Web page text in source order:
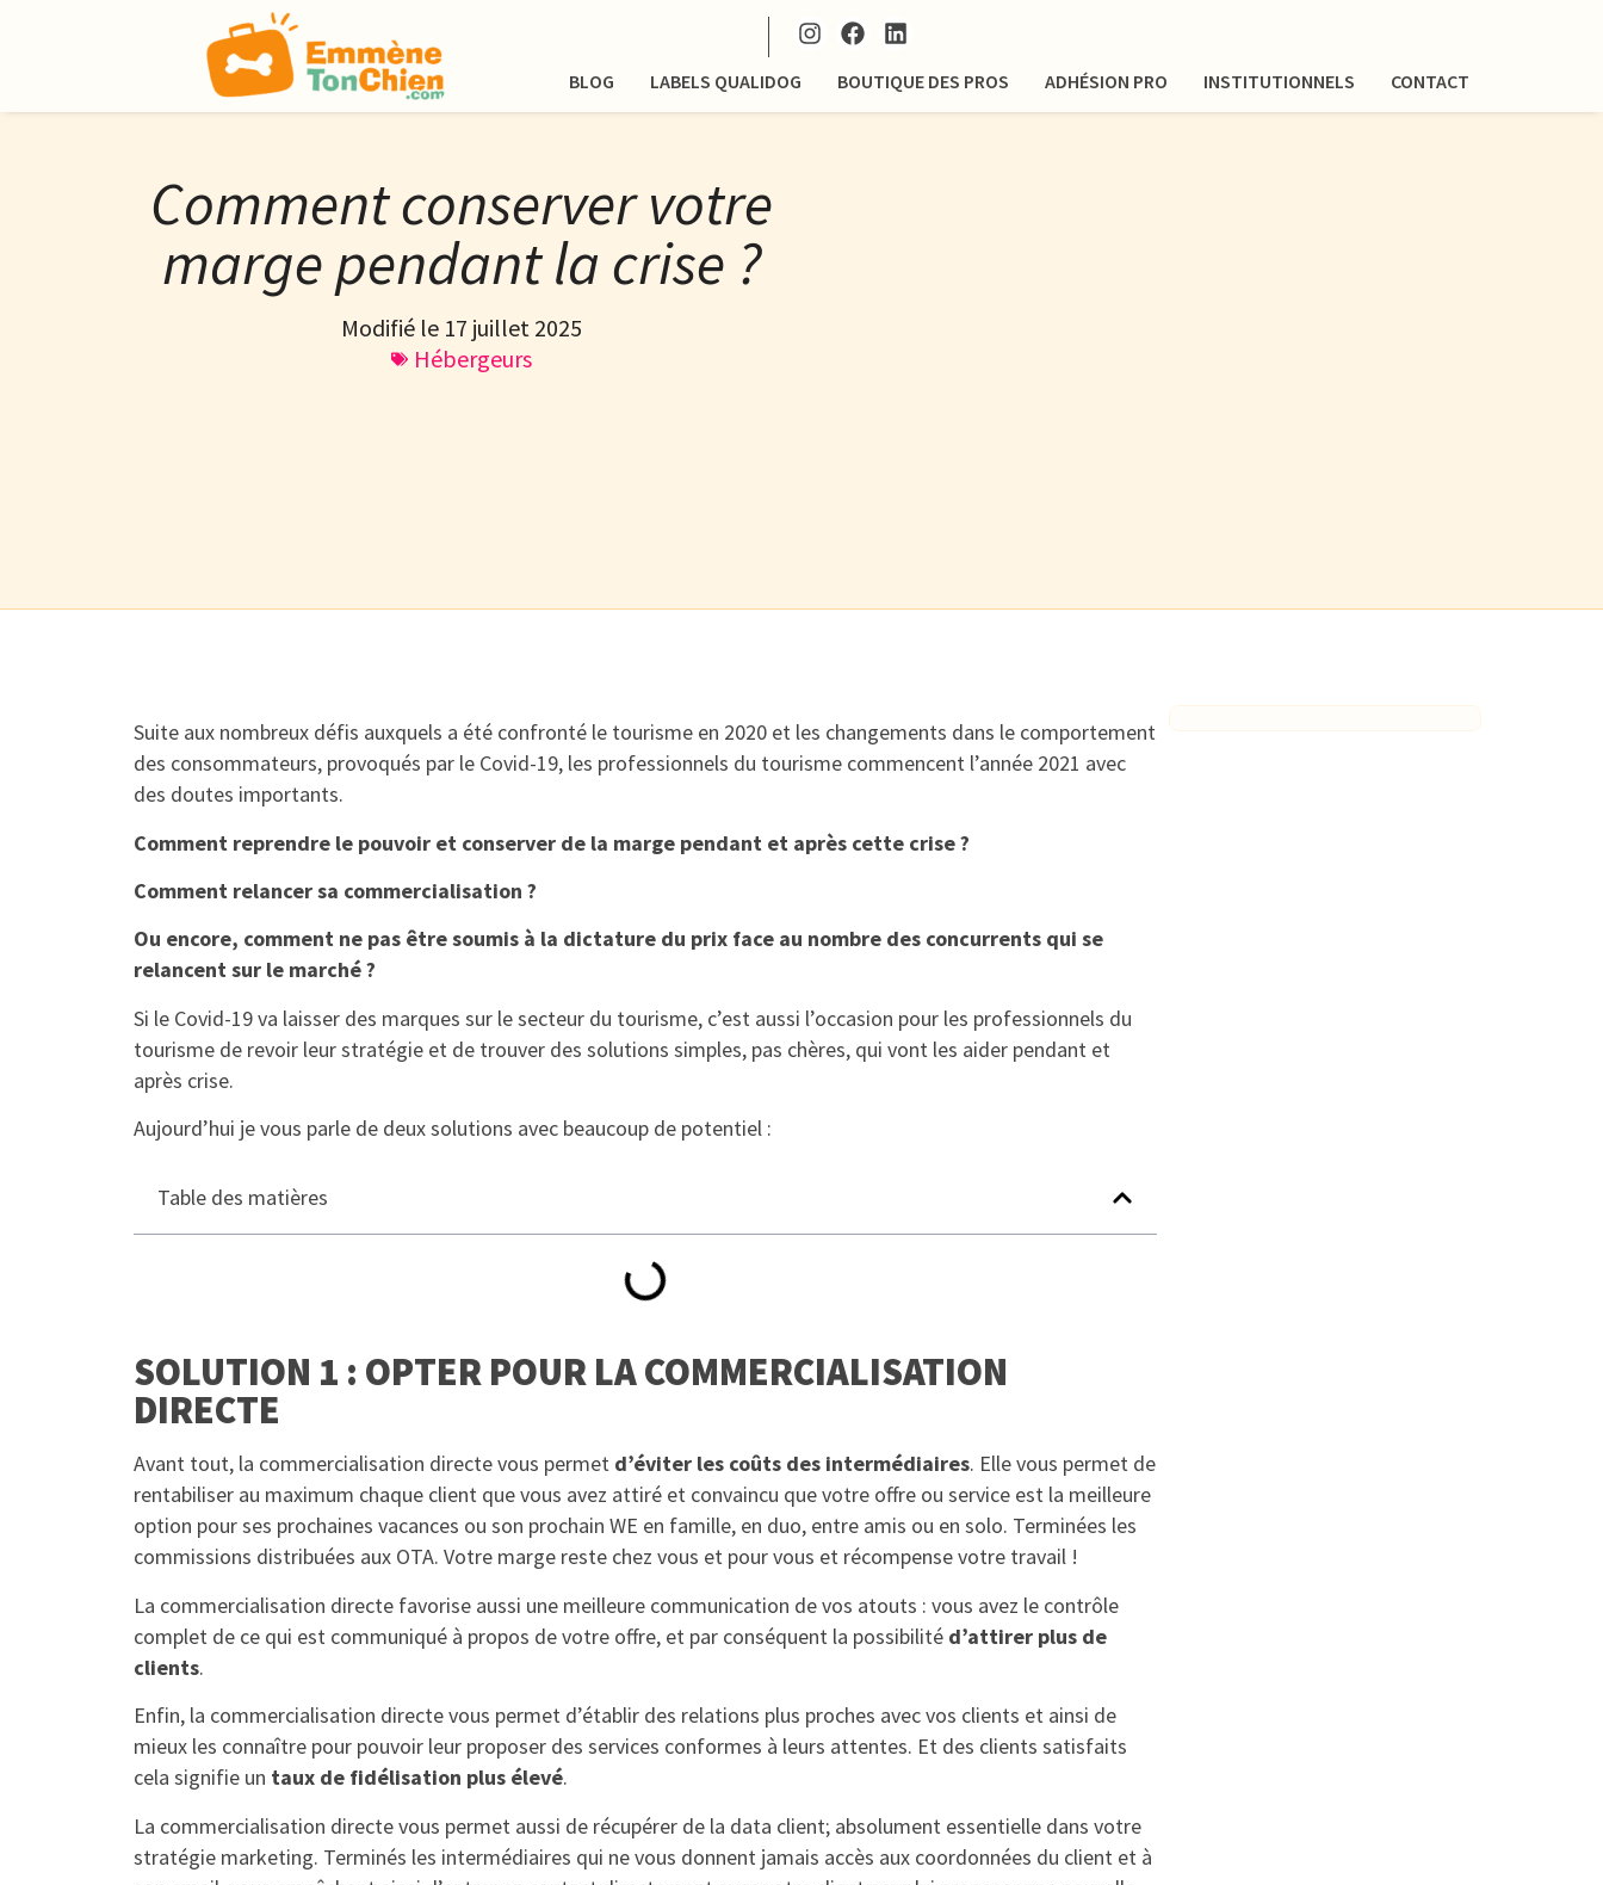
BLOG LABELS QUALIDOG BOUTIQUE DES PROS ADHÉSION PRO INSTITUTIONNELS CONTACT
Comment conserver votre
marge pendant la crise ?
Modifié le 17 juillet 2025
Hébergeurs
Suite aux nombreux défis auxquels a été confronté le tourisme en 2020 et les changements dans le comportement
des consommateurs, provoqués par le Covid-19, les professionnels du tourisme commencent l’année 2021 avec
des doutes importants.
Comment reprendre le pouvoir et conserver de la marge pendant et après cette crise ?
Comment relancer sa commercialisation ?
Ou encore, comment ne pas être soumis à la dictature du prix face au nombre des concurrents qui se
relancent sur le marché ?
Si le Covid-19 va laisser des marques sur le secteur du tourisme, c’est aussi l’occasion pour les professionnels du
tourisme de revoir leur stratégie et de trouver des solutions simples, pas chères, qui vont les aider pendant et
après crise.
Aujourd’hui je vous parle de deux solutions avec beaucoup de potentiel :
Table des matières
SOLUTION 1 : OPTER POUR LA COMMERCIALISATION
DIRECTE
Avant tout, la commercialisation directe vous permet d’éviter les coûts des intermédiaires. Elle vous permet de
rentabiliser au maximum chaque client que vous avez attiré et convaincu que votre offre ou service est la meilleure
option pour ses prochaines vacances ou son prochain WE en famille, en duo, entre amis ou en solo. Terminées les
commissions distribuées aux OTA. Votre marge reste chez vous et pour vous et récompense votre travail !
La commercialisation directe favorise aussi une meilleure communication de vos atouts : vous avez le contrôle
complet de ce qui est communiqué à propos de votre offre, et par conséquent la possibilité d’attirer plus de
clients.
Enfin, la commercialisation directe vous permet d’établir des relations plus proches avec vos clients et ainsi de
mieux les connaître pour pouvoir leur proposer des services conformes à leurs attentes. Et des clients satisfaits
cela signifie un taux de fidélisation plus élevé.
La commercialisation directe vous permet aussi de récupérer de la data client; absolument essentielle dans votre
stratégie marketing. Terminés les intermédiaires qui ne vous donnent jamais accès aux coordonnées du client et à